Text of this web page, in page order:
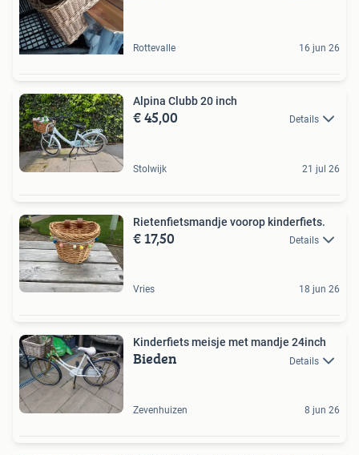
Rottevalle 16 jun 26
Alpina Clubb 20 inch
€ 45,00 Details
Stolwijk 21 jul 26
Rietenfietsmandje voorop kinderfiets.
€ 17,50 Details
Vries 18 jun 26
Kinderfiets meisje met mandje 24inch
Bieden Details
Zevenhuizen 8 jun 26